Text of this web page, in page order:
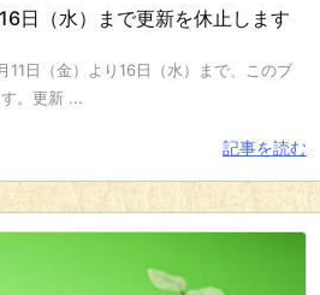
日（水）まで更新を休止します
日（金）より16日（水）まで、このブ
。更新 ...
記事を読む